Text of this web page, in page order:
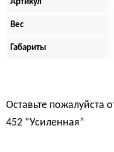
Артикул
Вес
Габариты
Оставьте пожалуйста
452 “Усиленная”